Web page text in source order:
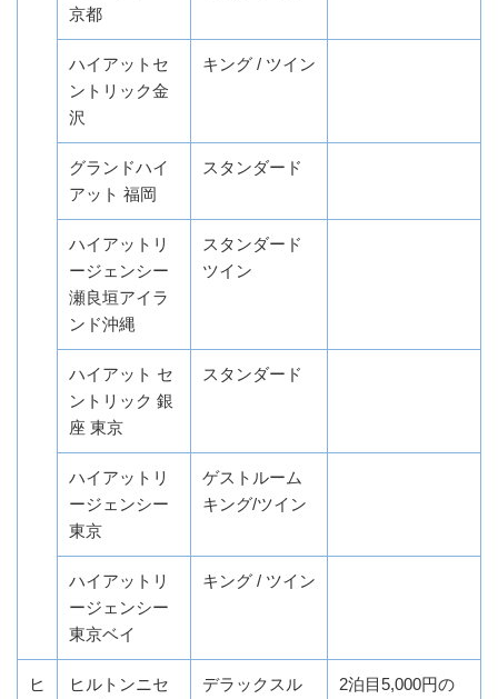
京都
ハイアットセ
ントリック金
沢
キング / ツイン
グランドハイ
アット 福岡
スタンダード
ハイアットリ
ージェンシー
瀬良垣アイラ
ンド沖縄
スタンダード
ツイン
ハイアット セ
ントリック 銀
座 東京
スタンダード
ハイアットリ
ージェンシー
東京
ゲストルーム
キング/ツイン
ハイアットリ
ージェンシー
東京ベイ
キング / ツイン
ヒ
ヒルトンニセ
デラックスル
2泊目5,000円の